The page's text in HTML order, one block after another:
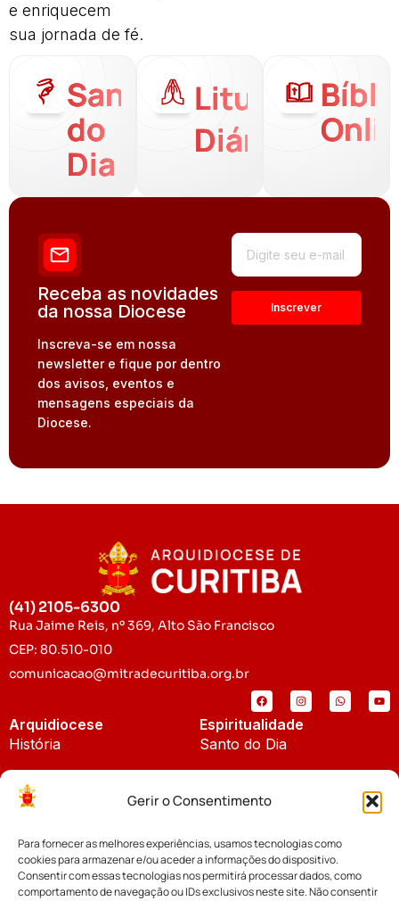
Gerir o Consentimento
Para fornecer as melhores experiências, usamos tecnologias como
cookies para armazenar e/ou aceder a informações do dispositivo.
Consentir com essas tecnologias nos permitirá processar dados, como
comportamento de navegação ou IDs exclusivos neste site. Não consentir
e enriquecem
sua jornada de fé.
Santo
do
Dia
Liturgia
Diária
Receba as novidades
da nossa Diocese
Inscreva-se em nossa
newsletter e fique por dentro
dos avisos, eventos e
mensagens especiais da
Diocese.
(41) 2105-6300
Rua Jaime Reis, nº 369, Alto São Francisco
CEP: 80.510-010
comunicacao@mitradecuritiba.org.br
Arquidiocese
História
Padroeira
Espiritualidade
Santo do Dia
Notícias
Notícias da Arquidiocese
Cúria Diocesana
Fundo Diocesano